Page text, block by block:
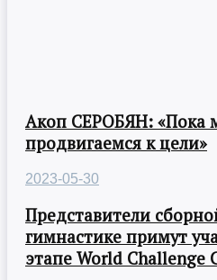
Акоп СЕРОБЯН: «Пока
продвигаемся к цели»
2023-05-30
Представители
гимнастике примут
этапе World Challenge